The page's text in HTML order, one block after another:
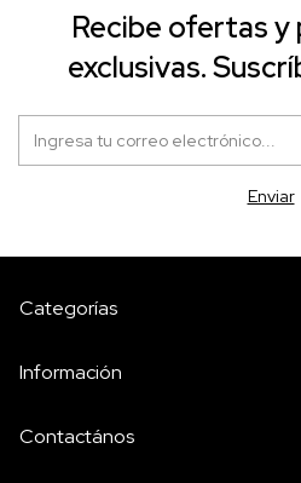
Recibe ofertas
exclusivas.
Categorías
Información
Contactános